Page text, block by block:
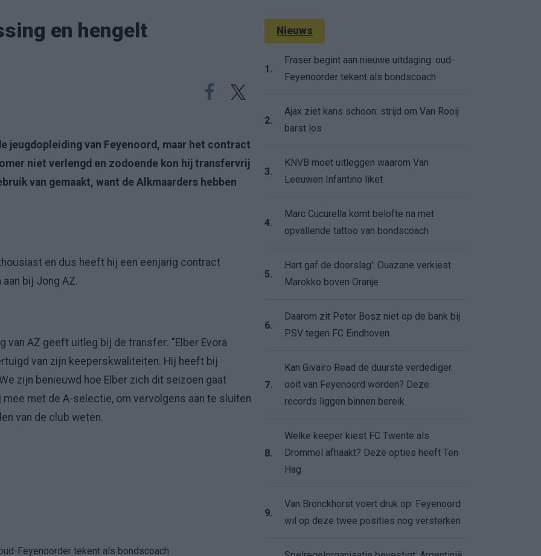
en hengelt
jeugdopleiding van Feyenoord, maar het contract
niet verlengd en zodoende kon hij transfervrij
van gemaakt, want de Alkmaarders hebben
en dus heeft hij een eenjarig contract
bij Jong AZ.
van AZ geeft uitleg bij de transfer: "Elber Evora
van zijn keeperskwaliteiten. Hij heeft bij
zijn benieuwd hoe Elber zich dit seizoen gaat
met de A-selectie, om vervolgens aan te sluiten
van de club weten.
Feyenoorder tekent als bondscoach
Nieuws
1.
Fraser begint aan nieuwe uitdaging: oud-
Feyenoorder tekent als bondscoach
2.
Ajax ziet kans schoon: strijd om Van Rooij
barst los
3.
KNVB moet uitleggen waarom Van
Leeuwen Infantino liket
4.
Marc Cucurella komt belofte na met
opvallende tattoo van bondscoach
5.
Hart gaf de doorslag': Ouazane verkiest
Marokko boven Oranje
6.
Daarom zit Peter Bosz niet op de bank bij
PSV tegen FC Eindhoven
7.
Kan Givairo Read de duurste verdediger
ooit van Feyenoord worden? Deze
records liggen binnen bereik
8.
Welke keeper kiest FC Twente als
Drommel afhaakt? Deze opties heeft Ten
Hag
9.
Van Bronckhorst voert druk op: Feyenoord
wil op deze twee posities nog versterken